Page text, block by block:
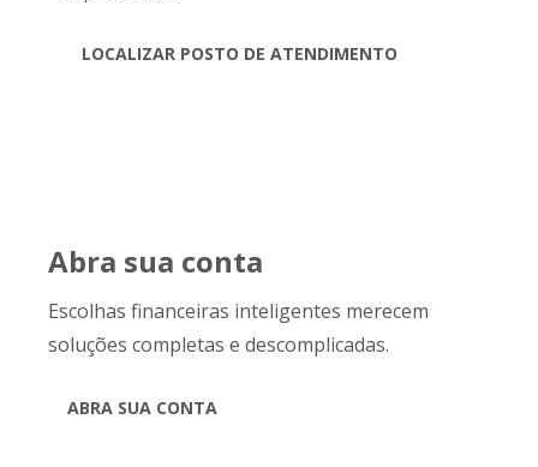
LOCALIZAR POSTO DE ATENDIMENTO
Abra sua conta
Escolhas financeiras inteligentes merecem
soluções completas e descomplicadas.
ABRA SUA CONTA